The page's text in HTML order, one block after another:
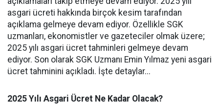
asgari ücreti hakkında birçok kesim tarafından
açıklama gelmeye devam ediyor. Özellikle SGK
uzmanları, ekonomistler ve gazeteciler olmak üzere;
2025 yılı asgari ücret tahminleri gelmeye devam
ediyor. Son olarak SGK Uzmanı Emin Yılmaz yeni asgari
ücret tahminini açıkladı. İşte detaylar...
2025 Yılı Asgari Ücret Ne Kadar Olacak?